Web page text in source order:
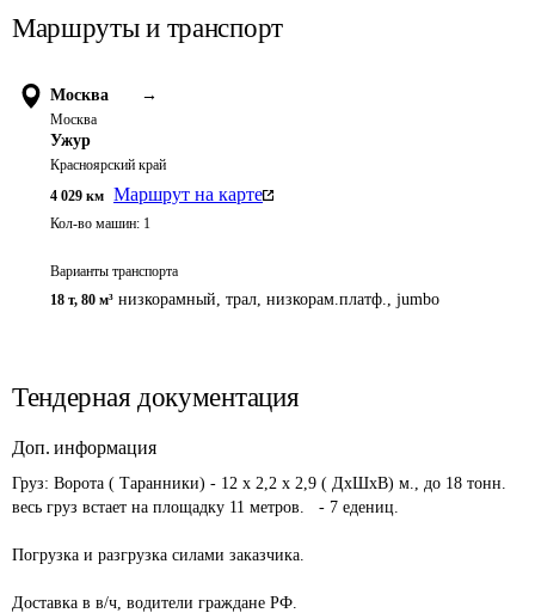
Маршруты и транспорт
Москва →
Москва
Ужур
Красноярский край
4 029 км Маршрут на карте
Кол-во машин: 1
Варианты транспорта
18 т, 80 м³ низкорамный, трал, низкорам.платф., jumbo
Тендерная документация
Доп. информация
Груз: Ворота ( Таранники) - 12 х 2,2 х 2,9 ( ДхШхВ) м., до 18 тонн.
весь груз встает на площадку 11 метров.   - 7 едениц.
Погрузка и разгрузка силами заказчика.
Доставка в в/ч, водители граждане РФ.